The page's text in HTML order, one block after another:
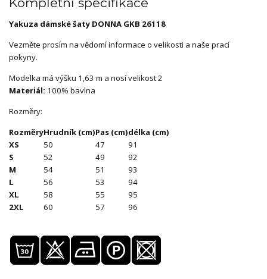
Yakuza dámské šaty DONNA GKB 26118
Vezměte prosím na vědomí informace o velikosti a naše prací
pokyny.
Modelka má výšku 1,63 m a nosí velikost 2
Materiál: 100% bavlna
Rozměry:
RozměryHrudník (cm)Pas (cm)délka (cm)
XS
50 47
91
S
52 49
92
M
54 51
93
L
56 53
94
XL
58 55
95
2XL
60 57 96